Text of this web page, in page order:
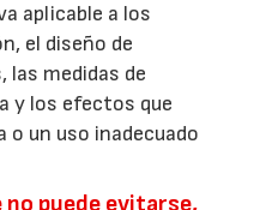
aplicable a los
el diseño de
las medidas de
y los efectos que
o un uso inadecuado
puede evitarse,